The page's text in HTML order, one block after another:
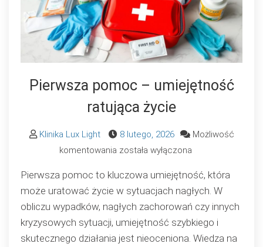
Pierwsza pomoc – umiejętność
ratująca życie
Klinika Lux Light 8 lutego, 2026
Możliwość
komentowania Pierwsza
–
umiejętność
ratująca
życie
została wyłączona
Pierwsza pomoc to kluczowa umiejętność, która
może uratować życie w sytuacjach nagłych. W
obliczu wypadków, nagłych zachorowań czy innych
kryzysowych sytuacji, umiejętność szybkiego i
skutecznego działania jest nieoceniona. Wiedza na